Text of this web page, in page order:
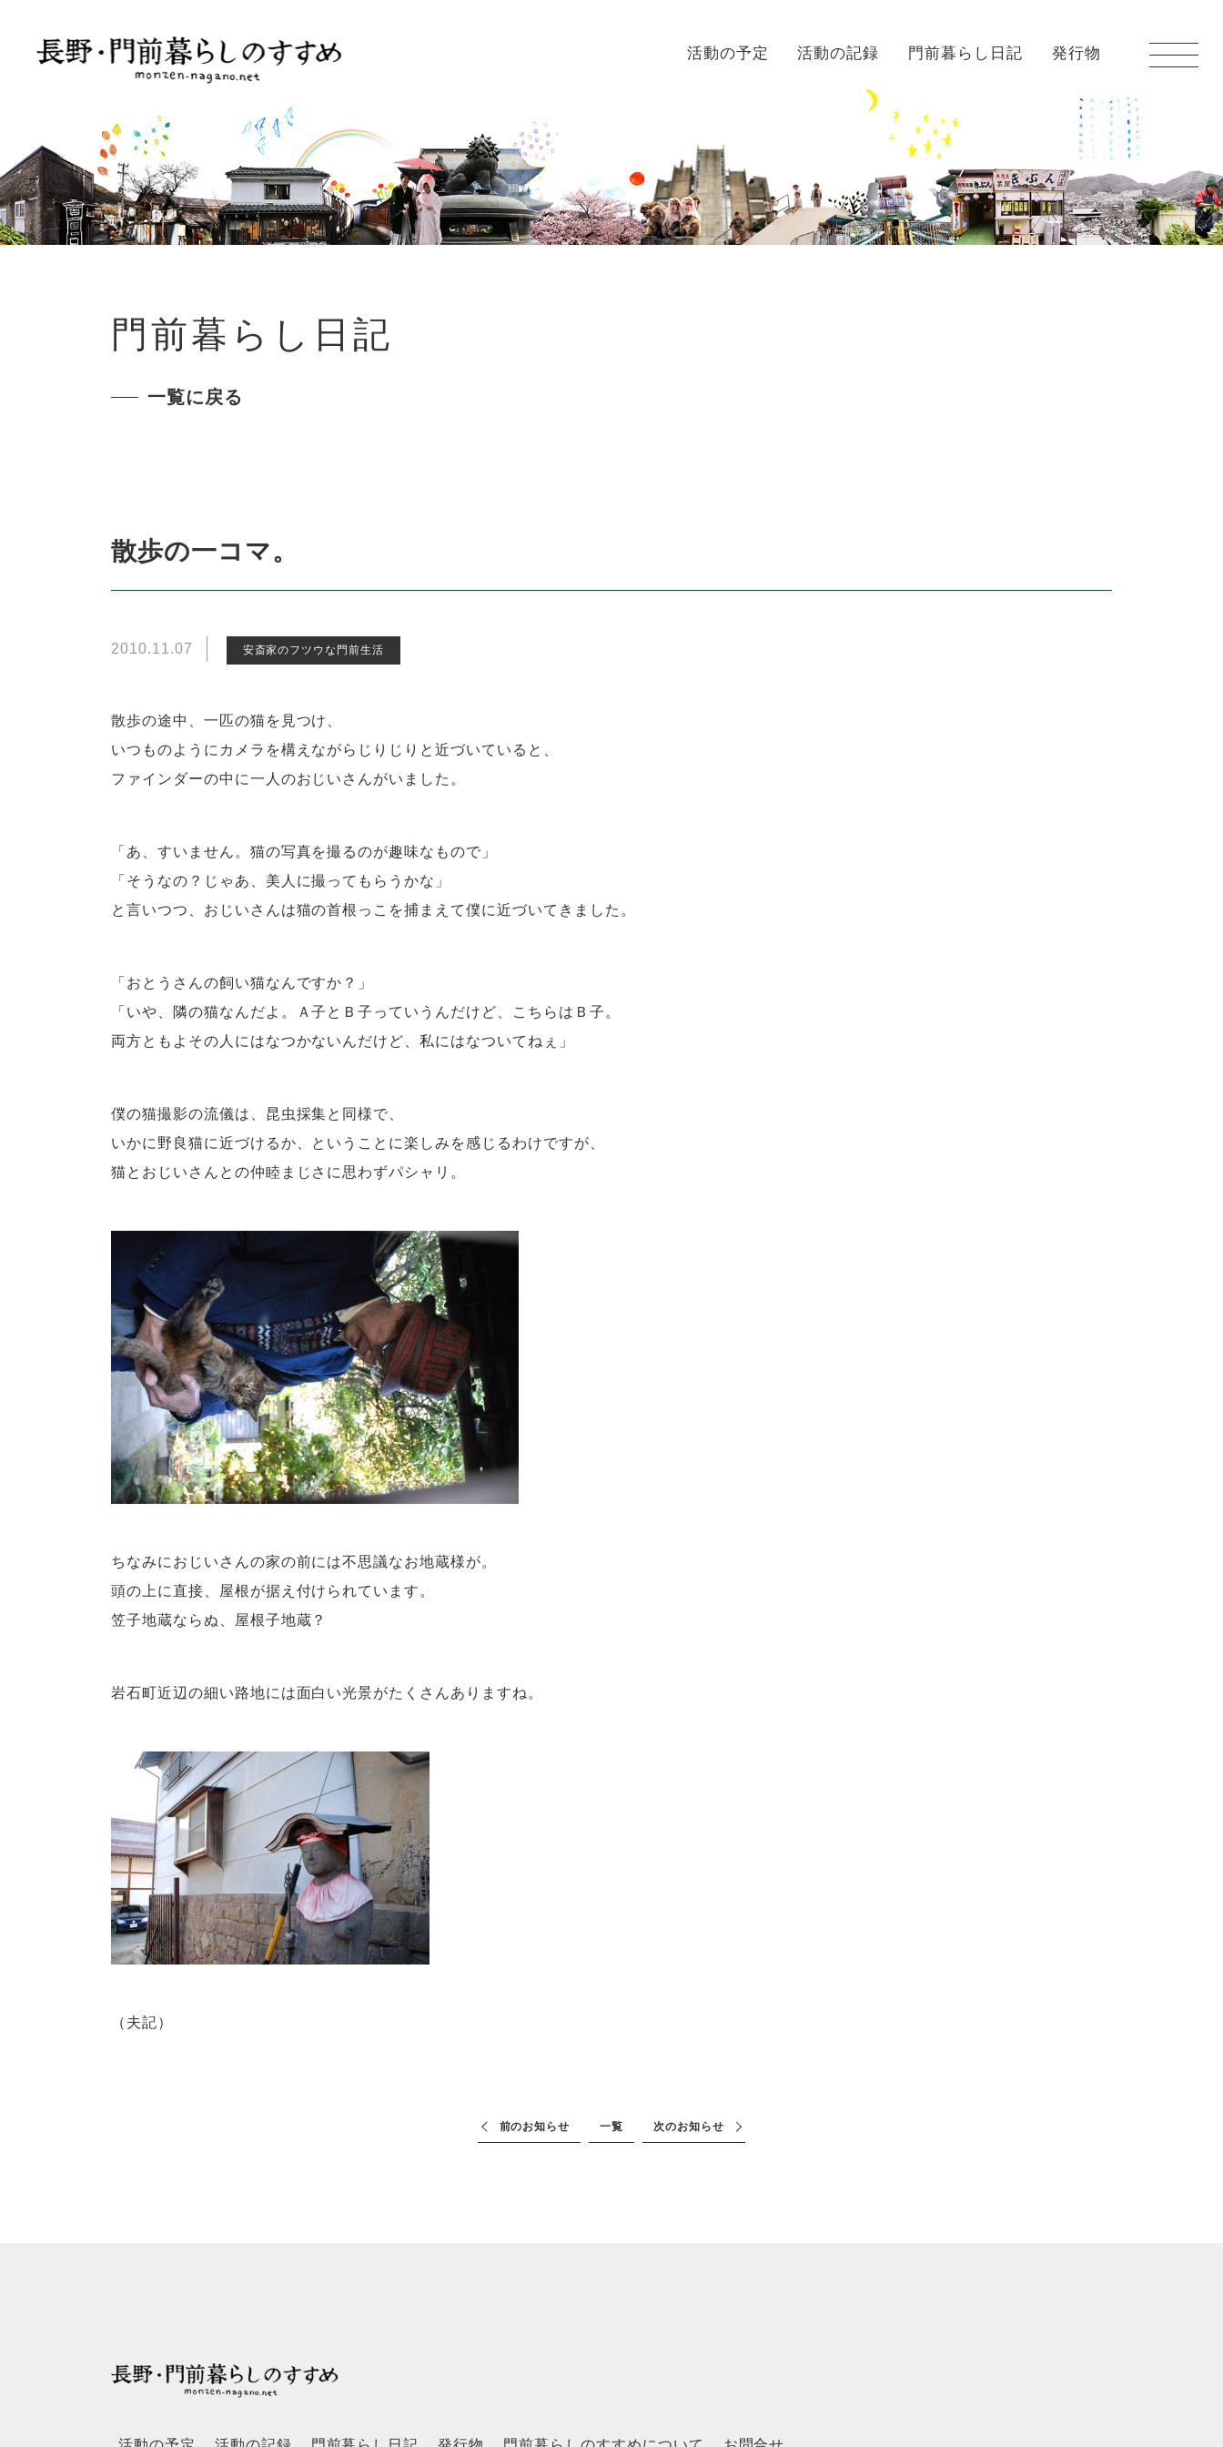
活動の予定 活動の記録 門前暮らし日記 発行物
門前暮らし日記
一覧に戻る
散歩の一コマ。
2010.11.07 安斎家のフツウな門前生活
散歩の途中、一匹の猫を見つけ、
いつものようにカメラを構えながらじりじりと近づいていると、
ファインダーの中に一人のおじいさんがいました。
「あ、すいません。猫の写真を撮るのが趣味なもので」
「そうなの？じゃあ、美人に撮ってもらうかな」
と言いつつ、おじいさんは猫の首根っこを捕まえて僕に近づいてきました。
「おとうさんの飼い猫なんですか？」
「いや、隣の猫なんだよ。Ａ子とＢ子っていうんだけど、こちらはＢ子。
両方ともよその人にはなつかないんだけど、私にはなついてねぇ」
僕の猫撮影の流儀は、昆虫採集と同様で、
いかに野良猫に近づけるか、ということに楽しみを感じるわけですが、
猫とおじいさんとの仲睦まじさに思わずパシャリ。
ちなみにおじいさんの家の前には不思議なお地蔵様が。
頭の上に直接、屋根が据え付けられています。
笠子地蔵ならぬ、屋根子地蔵？
岩石町近辺の細い路地には面白い光景がたくさんありますね。
（夫記）
前のお知らせ 一覧 次のお知らせ